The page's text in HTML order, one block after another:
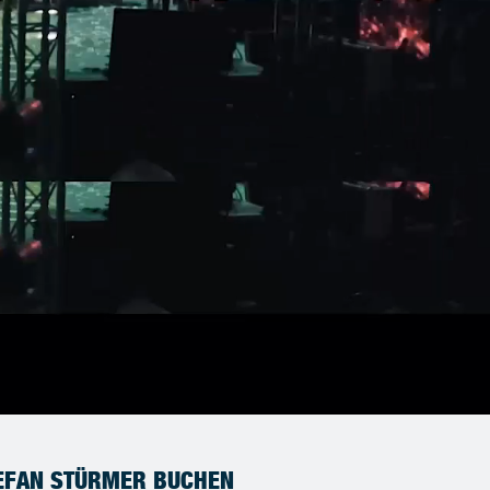
STÜRMER BUCHEN